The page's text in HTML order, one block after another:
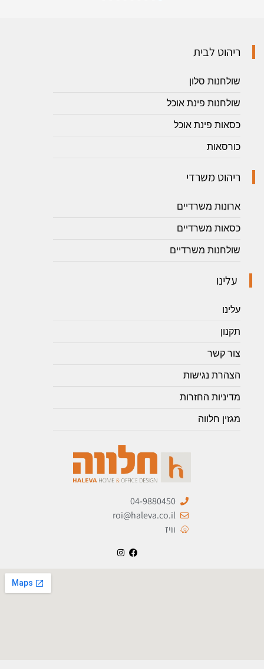
ריהוט לבית
שולחנות סלון
שולחנות פינת אוכל
כסאות פינת אוכל
כורסאות
ריהוט משרדי
ארונות משרדיים
כסאות משרדיים
שולחנות משרדיים
עלינו
עלינו
תקנון
צור קשר
הצהרת נגישות
מדיניות החזרות
מגזין חלווה
04-9880450
roi@haleva.co.il
וויז